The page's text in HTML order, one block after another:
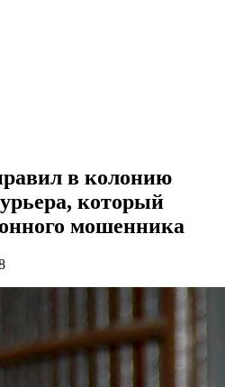
в колонию
который
мошенника